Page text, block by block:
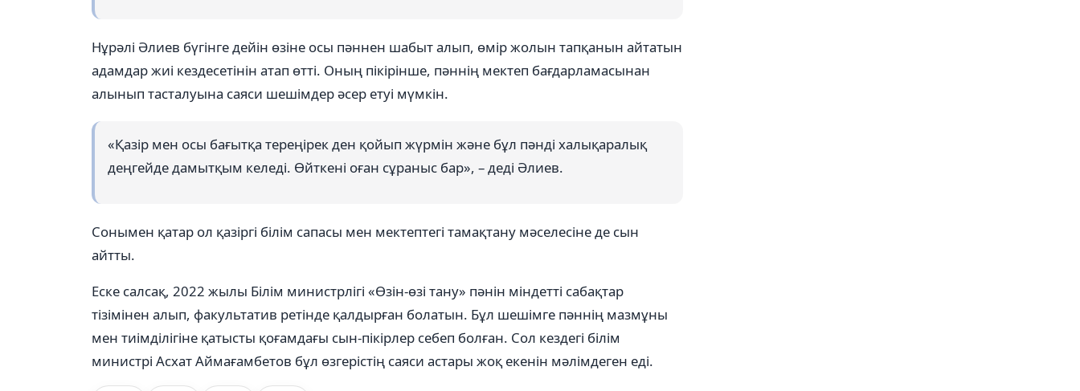
Нұрәлі Әлиев бүгінге дейін өзіне осы пәннен шабыт алып, өмір жолын тапқанын айтатын
адамдар жиі кездесетінін атап өтті. Оның пікірінше, пәннің мектеп бағдарламасынан
алынып тасталуына саяси шешімдер әсер етуі мүмкін.
«Қазір мен осы бағытқа тереңірек ден қойып жүрмін және бұл пәнді халықаралық
деңгейде дамытқым келеді. Өйткені оған сұраныс бар», – деді Әлиев.
Сонымен қатар ол қазіргі білім сапасы мен мектептегі тамақтану мәселесіне де сын
айтты.
Еске салсақ, 2022 жылы Білім министрлігі «Өзін-өзі тану» пәнін міндетті сабақтар
тізімінен алып, факультатив ретінде қалдырған болатын. Бұл шешімге пәннің мазмұны
мен тиімділігіне қатысты қоғамдағы сын-пікірлер себеп болған. Сол кездегі білім
министрі Асхат Аймағамбетов бұл өзгерістің саяси астары жоқ екенін мәлімдеген еді.